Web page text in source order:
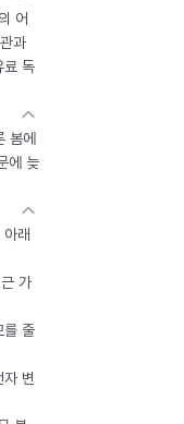
어
과
료 독
봄에
에 늦
래
가
를 줄
변